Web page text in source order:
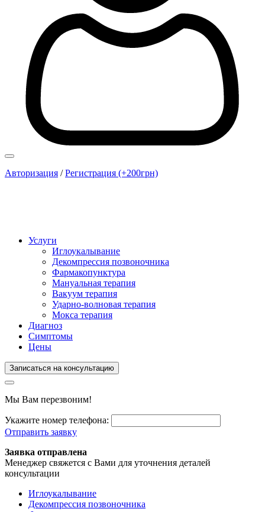
Авторизация /Регистрация (+200грн)
Услуги
Иглоукалывание
Декомпрессия позвоночника
Фармакопунктура
Мануальная терапия
Вакуум терапия
Ударно-волновая терапия
Мокса терапия
Диагноз
Симптомы
Цены
Записаться на консультацию
Мы Вам перезвоним!
Укажите номер телефона:
Отправить заявку
Заявка отправлена
Менеджер свяжется с Вами для уточнения деталей
консультации
Иглоукалывание
Декомпрессия позвоночника